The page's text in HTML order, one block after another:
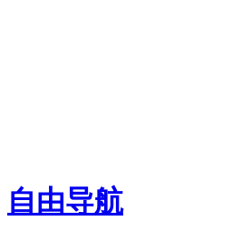
自由导航